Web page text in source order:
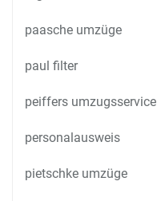
paasche umzüge
paul filter
peiffers umzugsservice
personalausweis
pietschke umzüge